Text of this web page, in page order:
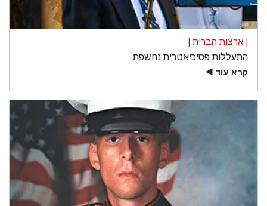
| ארצות הברית |
התעללות פסיכיאטרית נחשפת
קרא עוד ▶